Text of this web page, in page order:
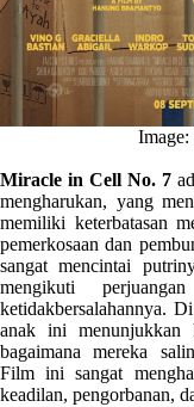
Miracle in Cell No. 7
mengharukan, yang
memiliki keterbatasan
pemerkosaan dan
sangat mencintai
mengikuti
ketidakbersalahannya.
anak ini menunjukkan
bagaimana mereka
Film ini sangat
keadilan, pengorbanan,